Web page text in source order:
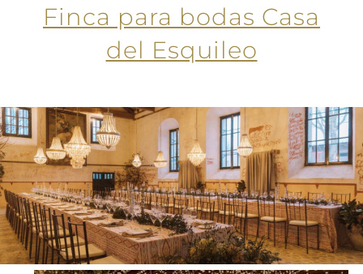
Finca para bodas Casa
del Esquileo